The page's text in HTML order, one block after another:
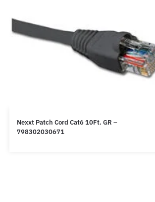
Nexxt Patch Cord Cat6 10Ft. GR –
798302030671